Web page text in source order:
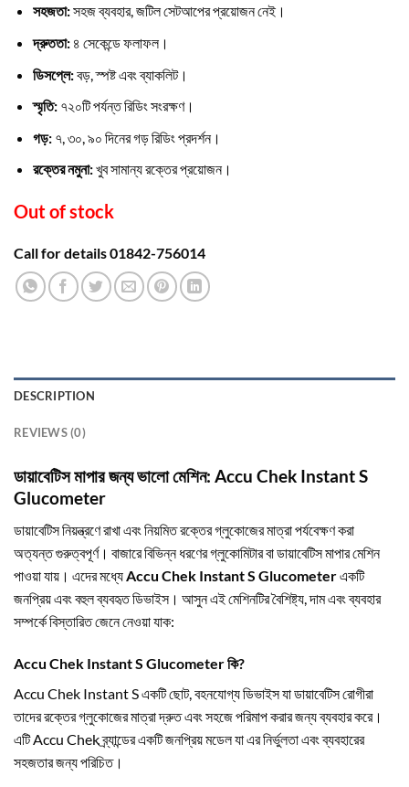
সহজতা:সহজ ব্যবহার, জটিল সেটআপের প্রয়োজন নেই।
দ্রুততা:৪ সেকেন্ডে ফলাফল।
ডিসপ্লে:বড়, স্পষ্ট এবং ব্যাকলিট।
স্মৃতি:৭২০টি পর্যন্ত রিডিং সংরক্ষণ।
গড়:৭, ৩০, ৯০ দিনের গড় রিডিং প্রদর্শন।
রক্তের নমুনা:খুব সামান্য রক্তের প্রয়োজন।
Out of stock
Call for details 01842-756014
DESCRIPTION
REVIEWS (0)
ডায়াবেটিস মাপার জন্য ভালো মেশিন: Accu Chek Instant S
Glucometer
ডায়াবেটিস নিয়ন্ত্রণে রাখা এবং নিয়মিত রক্তের গ্লুকোজের মাত্রা পর্যবেক্ষণ করা
অত্যন্ত গুরুত্বপূর্ণ। বাজারে বিভিন্ন ধরণের গ্লুকোমিটার বা ডায়াবেটিস মাপার মেশিন
পাওয়া যায়। এদের মধ্যেAccu Chek Instant S Glucometerএকটি
জনপ্রিয় এবং বহুল ব্যবহৃত ডিভাইস। আসুন এই মেশিনটির বৈশিষ্ট্য, দাম এবং ব্যবহার
সম্পর্কে বিস্তারিত জেনে নেওয়া যাক:
Accu Chek Instant S Glucometer কি?
Accu Chek Instant S একটি ছোট, বহনযোগ্য ডিভাইস যা ডায়াবেটিস রোগীরা
তাদের রক্তের গ্লুকোজের মাত্রা দ্রুত এবং সহজে পরিমাপ করার জন্য ব্যবহার করে।
এটি Accu Chek ব্র্যান্ডের একটি জনপ্রিয় মডেল যা এর নির্ভুলতা এবং ব্যবহারের
সহজতার জন্য পরিচিত।